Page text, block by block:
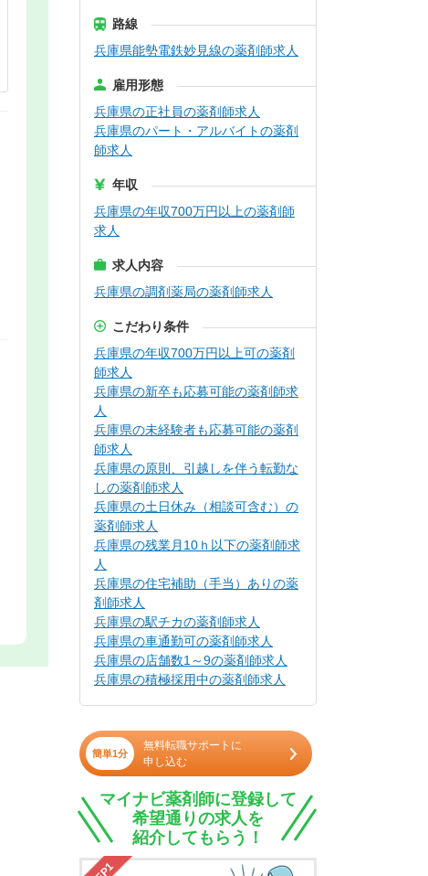
路線
兵庫県能勢電鉄妙見線の薬剤師求人
雇用形態
兵庫県の正社員の薬剤師求人
兵庫県のパート・アルバイトの薬剤
師求人
年収
兵庫県の年収700万円以上の薬剤師
求人
求人内容
兵庫県の調剤薬局の薬剤師求人
こだわり条件
兵庫県の年収700万円以上可の薬剤
師求人
兵庫県の新卒も応募可能の薬剤師求
人
兵庫県の未経験者も応募可能の薬剤
師求人
兵庫県の原則、引越しを伴う転勤な
しの薬剤師求人
兵庫県の土日休み（相談可含む）の
薬剤師求人
兵庫県の残業月10ｈ以下の薬剤師求
人
兵庫県の住宅補助（手当）ありの薬
剤師求人
兵庫県の駅チカの薬剤師求人
兵庫県の車通勤可の薬剤師求人
兵庫県の店舗数1～9の薬剤師求人
兵庫県の積極採用中の薬剤師求人
簡単1分
無料転職サポートに
申し込む
マイナビ薬剤師に登録して
希望通りの求人を
紹介してもらう！